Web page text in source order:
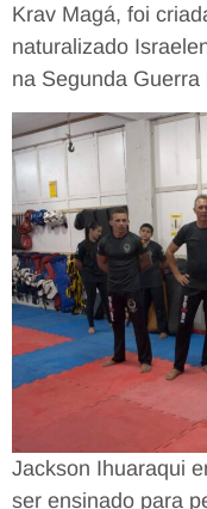
Krav Magá, foi
naturalizado
na Segunda Guerra
Jackson Ihuaraqui
ser ensinado para